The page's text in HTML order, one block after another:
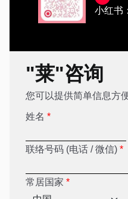
小红书
"莱"咨询
您可以提供简单信息方
姓名 *
联络号码 (电话 / 微信) *
常居国家 *